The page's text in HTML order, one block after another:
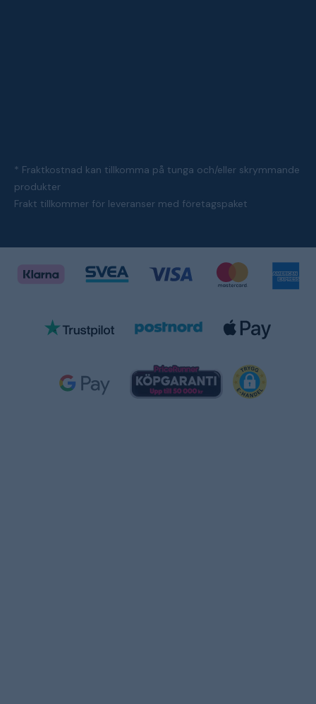
* Fraktkostnad kan tillkomma på tunga och/eller skrymmande
produkter
Frakt tillkommer för leveranser med företagspaket